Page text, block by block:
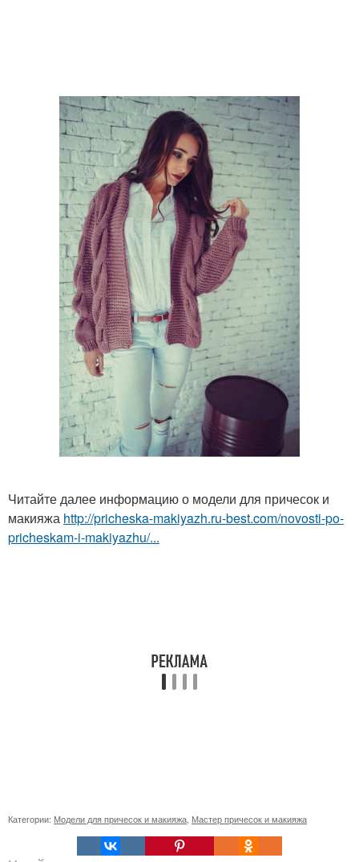
Читайте далее информацию о модели для причесок и
макияжа http://pricheska-makiyazh.ru-best.com/novosti-po-
pricheskam-i-makiyazhu/...
Категории: Модели для причесок и макияжа Мастер причесок и макияжа